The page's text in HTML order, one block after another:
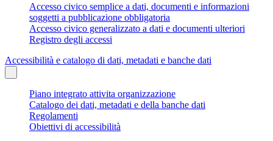
Accesso civico semplice a dati, documenti e informazioni
soggetti a pubblicazione obbligatoria
Accesso civico generalizzato a dati e documenti ulteriori
Registro degli accessi
Accessibilità e catalogo di dati, metadati e banche dati
Piano integrato attivita organizzazione
Catalogo dei dati, metadati e della banche dati
Regolamenti
Obiettivi di accessibilità